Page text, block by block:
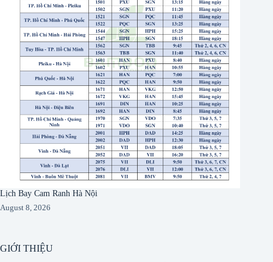
Lịch Bay Cam Ranh Hà Nội
August 8, 2026
GIỚI THIỆU